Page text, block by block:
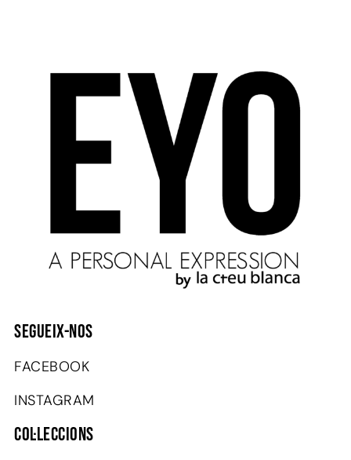
SEGUEIX-NOS
FACEBOOK
INSTAGRAM
COL·LECCIONS